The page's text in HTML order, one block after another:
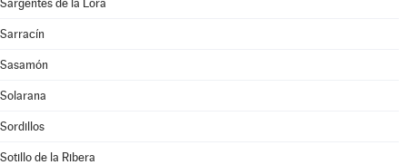
Sargentes de la Lora
Sarracín
Sasamón
Solarana
Sordillos
Sotillo de la Ribera